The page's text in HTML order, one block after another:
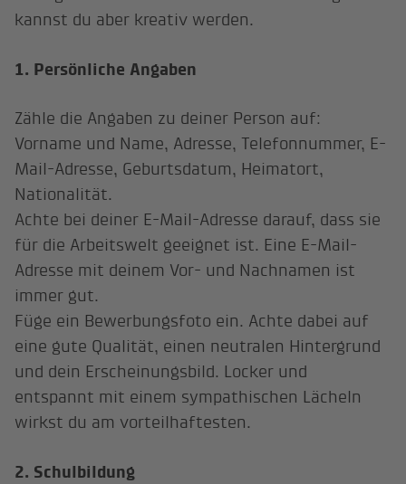
kannst du aber kreativ werden.
1. Persönliche Angaben
Zähle die Angaben zu deiner Person auf:
Vorname und Name, Adresse, Telefonnummer, E-
Mail-Adresse, Geburtsdatum, Heimatort,
Nationalität.
Achte bei deiner E-Mail-Adresse darauf, dass sie
für die Arbeitswelt geeignet ist. Eine E-Mail-
Adresse mit deinem Vor- und Nachnamen ist
immer gut.
Füge ein Bewerbungsfoto ein. Achte dabei auf
eine gute Qualität, einen neutralen Hintergrund
und dein Erscheinungsbild. Locker und
entspannt mit einem sympathischen Lächeln
wirkst du am vorteilhaftesten.
2. Schulbildung